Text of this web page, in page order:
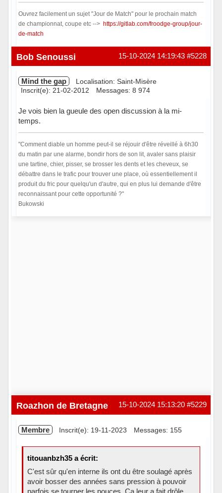
Ouvrez facilement un sujet "Jour de Match" pour le prochain match
de championnat, coupe etc --> https://gitlab.com/froodge-group/jour-
de-match
Hors ligne #5228
15-10-2024 14:19:43
Bob Senoussi
Mind the gap
Localisation: Saint-Misère
Inscrit(e): 21-02-2012
Messages: 8 974
Je vois bien la gueule des open discussion à la mi-
temps.
"Comment diable un homme peut-il se réjouir d'être réveillé à 6h30
du matin par une alarme, bondir hors de son lit, avaler sans plaisir
une tartine, chier, pisser, se brosser les dents et les cheveux, se
débattre dans le trafic pour trouver une place, où essentiellement il
produit du fric pour quelqu'un d'autre, qui en plus lui demande d'être
reconnaissant pour cette opportunité ?"
Bukowski
#5229
15-10-2024 15:13:20
Roazhon de Bretagne
Membre Inscrit(e): 19-11-2023 Messages: 155
titouanbzh35 a écrit:
C'est sûr qu'en interne ils ont du être soulagé après
avoir bosser des années sans pression à pouvoir
parfois se tourner les pouces. Ça leur a fait drôle